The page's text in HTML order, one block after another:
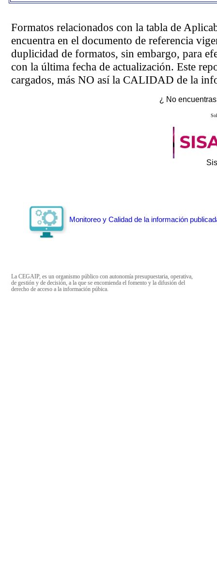
Formatos relacionados con la tabla de
encuentra en el documento de referencia
duplicidad de formatos, sin embargo, para
con la última fecha de actualización. Este
cargados, más NO así la CALIDAD de la
¿ No
Monitoreo y Calidad de la información
La CEGAIP, es un organismo público con autonomía presupuestaria, operativa,
de gestión y de decisión, a la que se encomienda el fomento y la difusión del
derecho de acceso a la información púbica.